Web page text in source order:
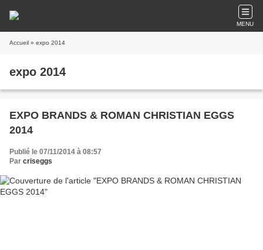
MENU
Accueil » expo 2014
expo 2014
EXPO BRANDS & ROMAN CHRISTIAN EGGS
2014
Publié le 07/11/2014 à 08:57
Par criseggs